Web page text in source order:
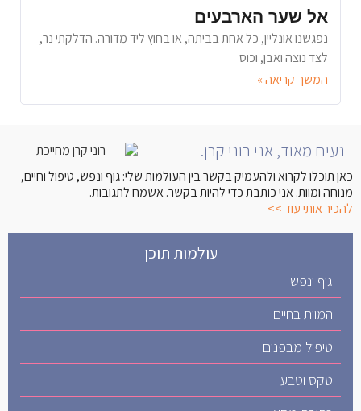
אל שער הארבעים
נפגשנו אונליין, כל אחת בביתה, או בחוץ ליד מדורה. הדלקתי נר,
לצד נוצה ואבן, וכוס
המשך קריאה »
נעים מאוד, אני רוני קרן.
כאן תוכלו לקרוא ולהעמיק בקשר בין העולמות שלי: גוף ונפש, טיפול וחיים,
מנוחה ומוות. אני כותבת כדי להיות בקשר. אשמח לתגובות.
להכיר אותי עוד >>
עולמות תוכן
גוף ונפש
המוות בחיים
טיפול מבפנים
טקס וטבע